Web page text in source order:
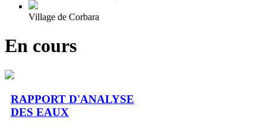
Village de Corbara
En cours
RAPPORT D'ANALYSE
DES EAUX